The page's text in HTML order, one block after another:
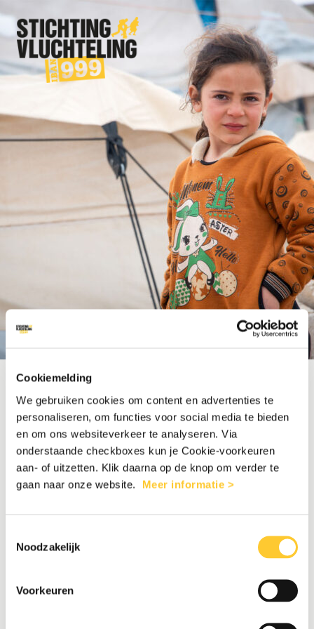
Cookiemelding
We gebruiken cookies om content en advertenties te
personaliseren, om functies voor social media te bieden
en om ons websiteverkeer te analyseren. Via
onderstaande checkboxes kun je Cookie-voorkeuren
aan- of uitzetten. Klik daarna op de knop om verder te
gaan naar onze website. Meer informatie >
Noodzakelijk
Voorkeuren
BEDANKT VOOR UW
INTERESSE EN HET
INVULLEN VAN UW
GEGEVENS!